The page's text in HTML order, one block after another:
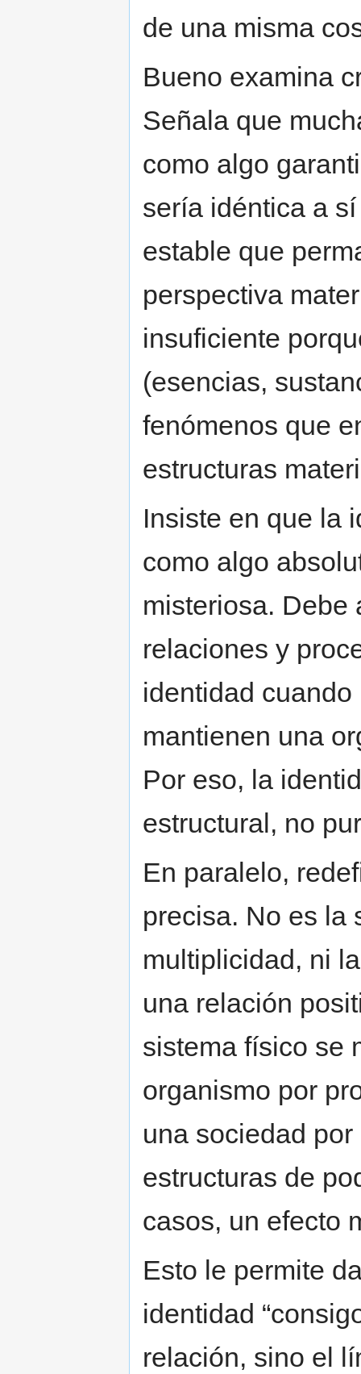
de una misma
Bueno examina
Señala que
como algo
sería idéntica a
estable que
perspectiva
insuficiente
(esencias,
fenómenos que
estructuras
Insiste en que la
como algo
misteriosa. Debe
relaciones y
identidad
mantienen una
Por eso, la
estructural, no
En paralelo,
precisa. No es la
multiplicidad, ni
una relación
sistema físico se
organismo por
una sociedad
estructuras de
casos, un efecto
Esto le permite
identidad
relación, sino el